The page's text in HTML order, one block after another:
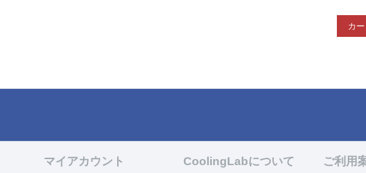
カ
マイアカウント CoolingLabについて ご利用